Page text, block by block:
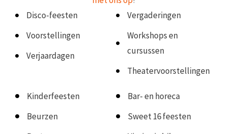
Disco-feesten
Voorstellingen
Verjaardagen
Vergaderingen
Workshops en
cursussen
Theatervoorstellingen
Kinderfeesten
Beurzen
Bar- en horeca
Sweet 16 feesten